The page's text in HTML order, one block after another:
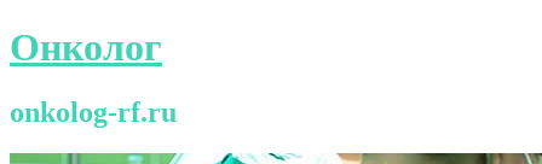
Онколог
onkolog-rf.ru